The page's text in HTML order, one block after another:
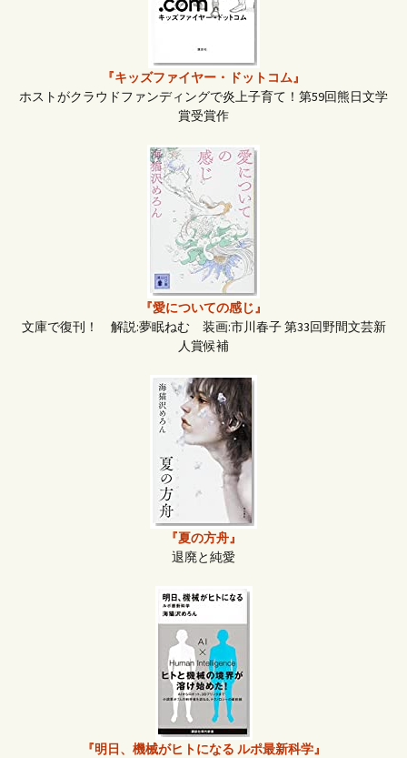
『キッズファイヤー・ドットコム』
ホストがクラウドファンディングで炎上子育て！第59回熊日文学
賞受賞作
『愛についての感じ』
文庫で復刊！ 解説:夢眠ねむ 装画:市川春子 第33回野間文芸新
人賞候補
『夏の方舟』
退廃と純愛
『明日、機械がヒトになる ルポ最新科学』